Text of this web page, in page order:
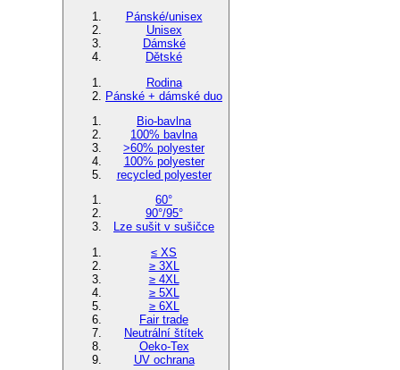
Pánské/unisex
Unisex
Dámské
Dětské
Rodina
Pánské + dámské duo
Bio-bavlna
100% bavlna
>60% polyester
100% polyester
recycled polyester
60°
90°/95°
Lze sušit v sušičce
≤ XS
≥ 3XL
≥ 4XL
≥ 5XL
≥ 6XL
Fair trade
Neutrální štítek
Oeko-Tex
UV ochrana